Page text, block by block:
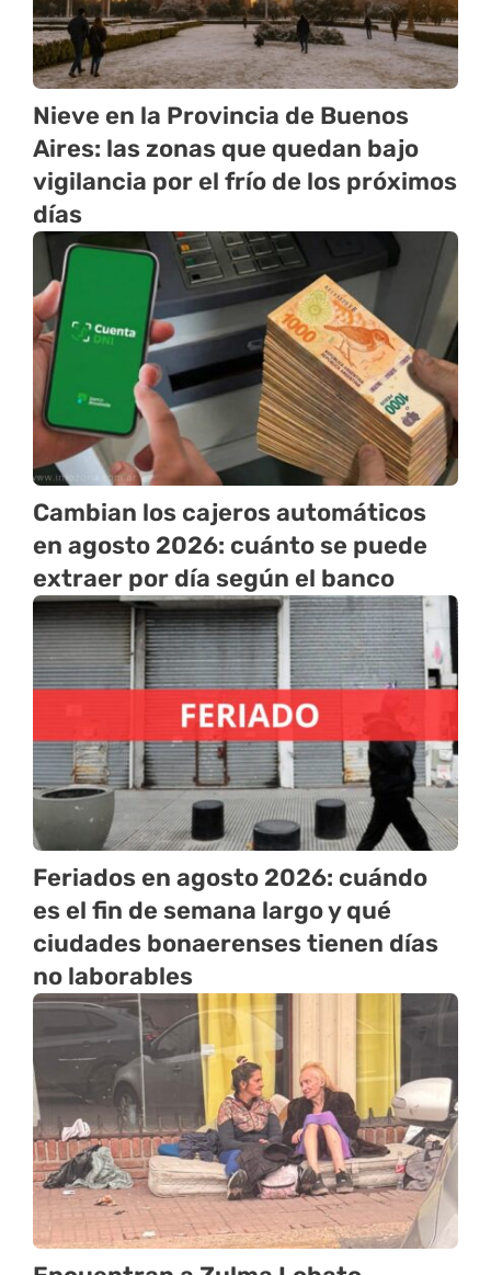
Nieve en la Provincia de Buenos
Aires: las zonas que quedan bajo
vigilancia por el frío de los próximos
días
Cambian los cajeros automáticos
en agosto 2026: cuánto se puede
extraer por día según el banco
Feriados en agosto 2026: cuándo
es el fin de semana largo y qué
ciudades bonaerenses tienen días
no laborables